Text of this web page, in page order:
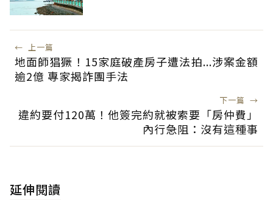
← 上一篇
地面師猖獗！15家庭破產房子遭法拍...涉案金額
逾2億 專家揭詐團手法
下一篇 →
違約要付120萬！他簽完約就被索要「房仲費」
內行急阻：沒有這種事
延伸閱讀